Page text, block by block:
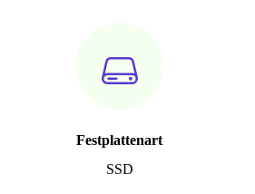
Festplattenart
SSD